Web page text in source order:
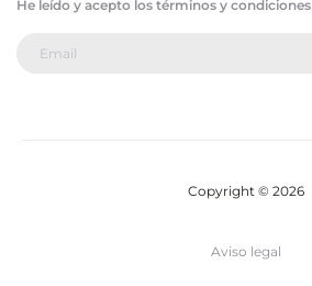
He leído y acepto los términos y condiciones
Copyright © 2026
Aviso legal